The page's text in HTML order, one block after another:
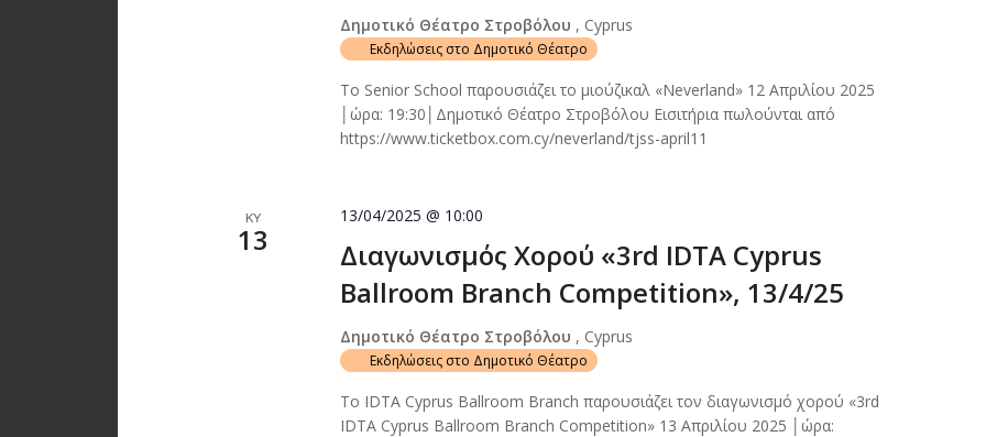
Δημοτικό Θέατρο Στροβόλου , Cyprus
Εκδηλώσεις στο Δημοτικό Θέατρο
Το Senior School παρουσιάζει το μιούζικαλ «Neverland» 12 Απριλίου 2025
│ώρα: 19:30│Δημοτικό Θέατρο Στροβόλου Εισιτήρια πωλούνται από
https://www.ticketbox.com.cy/neverland/tjss-april11
ΚΥ
13
Διαγωνισμός Χορού «3rd IDTA Cyprus
Ballroom Branch Competition», 13/4/25
13/04/2025 @ 10:00
Δημοτικό Θέατρο Στροβόλου , Cyprus
Εκδηλώσεις στο Δημοτικό Θέατρο
Το IDTA Cyprus Ballroom Branch παρουσιάζει τον διαγωνισμό χορού «3rd
IDTA Cyprus Ballroom Branch Competition» 13 Απριλίου 2025 │ώρα: